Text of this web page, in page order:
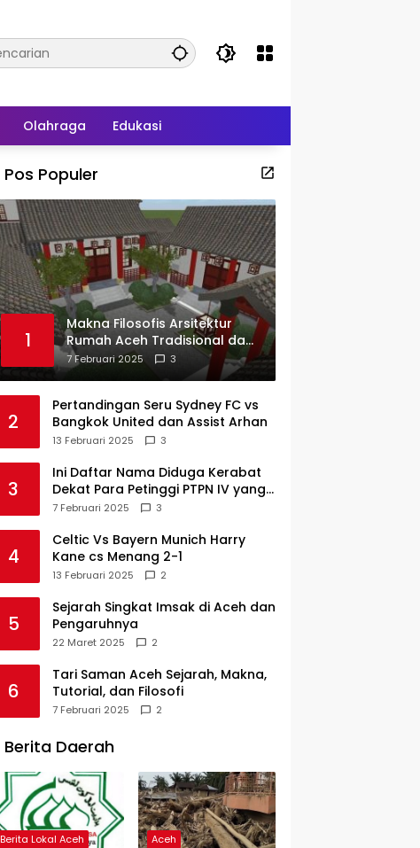
Olahraga Edukasi
Pos Populer
1
Makna Filosofis Arsitektur
Rumah Aceh Tradisional dan
Sejarah Perkembangannya
7 Februari 2025 3
2
Pertandingan Seru Sydney FC vs
Bangkok United dan Assist Arhan
13 Februari 2025 3
3
Ini Daftar Nama Diduga Kerabat
Dekat Para Petinggi PTPN IV yang
Lulus PKWT
7 Februari 2025 3
4
Celtic Vs Bayern Munich Harry
Kane cs Menang 2-1
13 Februari 2025 2
5
Sejarah Singkat Imsak di Aceh dan
Pengaruhnya
22 Maret 2025 2
6
Tari Saman Aceh Sejarah, Makna,
Tutorial, dan Filosofi
7 Februari 2025 2
Berita Daerah
Berita Lokal Aceh Aceh